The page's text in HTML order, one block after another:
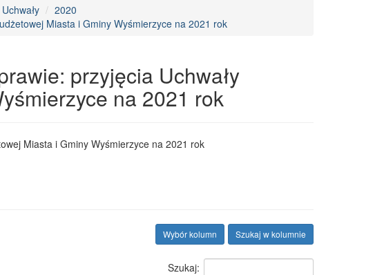
Uchwały
2020
Miasta i Gminy Wyśmierzyce na 2021 rok
przyjęcia Uchwały
na 2021 rok
Miasta i Gminy Wyśmierzyce na 2021 rok
Szukaj w kolumnie
Wybór kolumn
Szukaj: